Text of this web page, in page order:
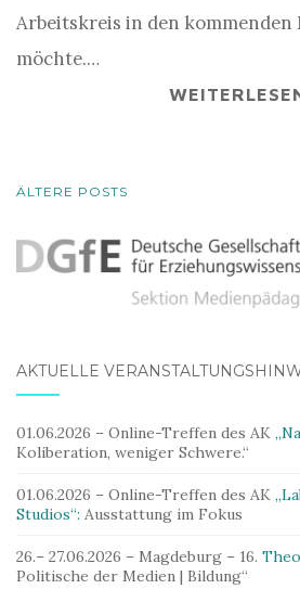
Arbeitskreis in den kommenden
möchte.…
ÄLTERE POSTS
AKTUELLE
01.06.2026 – Online-Treffen des AK
Koliberation, weniger Schwere.“
01.06.2026 – Online-Treffen des AK
Studios“: Ausstattung im Fokus
26.– 27.06.2026 – Magdeburg – 16.
Politische der Medien | Bildung“